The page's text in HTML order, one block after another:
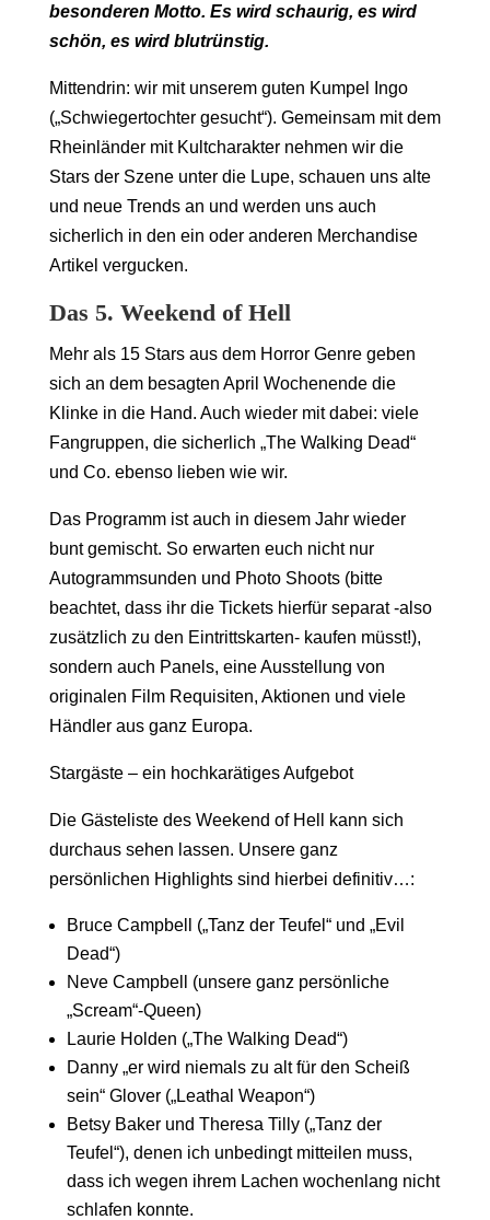
besonderen Motto. Es wird schaurig, es wird
schön, es wird blutrünstig.
Mittendrin: wir mit unserem guten Kumpel Ingo
(„Schwiegertochter gesucht“). Gemeinsam mit dem
Rheinländer mit Kultcharakter nehmen wir die
Stars der Szene unter die Lupe, schauen uns alte
und neue Trends an und werden uns auch
sicherlich in den ein oder anderen Merchandise
Artikel vergucken.
Das 5. Weekend of Hell
Mehr als 15 Stars aus dem Horror Genre geben
sich an dem besagten April Wochenende die
Klinke in die Hand. Auch wieder mit dabei: viele
Fangruppen, die sicherlich „The Walking Dead“
und Co. ebenso lieben wie wir.
Das Programm ist auch in diesem Jahr wieder
bunt gemischt. So erwarten euch nicht nur
Autogrammsunden und Photo Shoots (bitte
beachtet, dass ihr die Tickets hierfür separat -also
zusätzlich zu den Eintrittskarten- kaufen müsst!),
sondern auch Panels, eine Ausstellung von
originalen Film Requisiten, Aktionen und viele
Händler aus ganz Europa.
Stargäste – ein hochkarätiges Aufgebot
Die Gästeliste des Weekend of Hell kann sich
durchaus sehen lassen. Unsere ganz
persönlichen Highlights sind hierbei definitiv…:
Bruce Campbell („Tanz der Teufel“ und „Evil
Dead“)
Neve Campbell (unsere ganz persönliche
„Scream“-Queen)
Laurie Holden („The Walking Dead“)
Danny „er wird niemals zu alt für den Scheiß
sein“ Glover („Leathal Weapon“)
Betsy Baker und Theresa Tilly („Tanz der
Teufel“), denen ich unbedingt mitteilen muss,
dass ich wegen ihrem Lachen wochenlang nicht
schlafen konnte.